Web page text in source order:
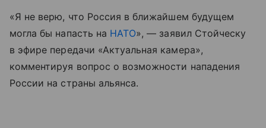
«Я не верю, что Россия в ближайшем будущем
могла бы напасть на НАТО», — заявил Стойческу
в эфире передачи «Актуальная камера»,
комментируя вопрос о возможности нападения
России на страны альянса.